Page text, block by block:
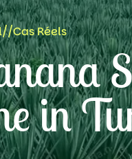
//Cas Réels
in